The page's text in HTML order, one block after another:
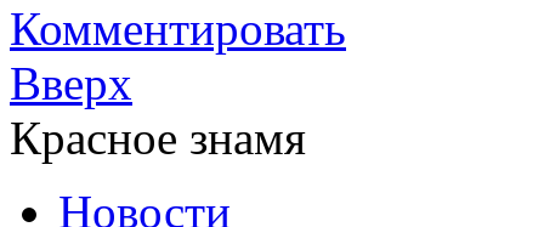
Комментировать
Вверх
Красное знамя
Новости